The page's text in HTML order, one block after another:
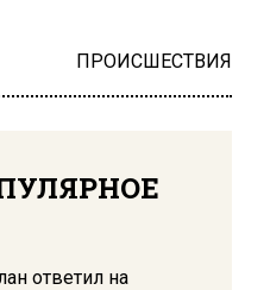
ПРОИСШЕСТВИЯ
ответил на